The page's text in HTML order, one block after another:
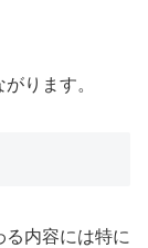
ります。
る内容には特に